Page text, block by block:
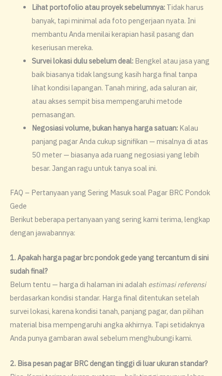
Lihat portofolio atau proyek sebelumnya:Tidak harus
banyak, tapi minimal ada foto pengerjaan nyata. Ini
membantu Anda menilai kerapian hasil pasang dan
keseriusan mereka.
Survei lokasi dulu sebelum deal:Bengkel atau jasa yang
baik biasanya tidak langsung kasih harga final tanpa
lihat kondisi lapangan. Tanah miring, ada saluran air,
atau akses sempit bisa mempengaruhi metode
pemasangan.
Negosiasi volume, bukan hanya harga satuan:Kalau
panjang pagar Anda cukup signifikan — misalnya di atas
50 meter — biasanya ada ruang negosiasi yang lebih
besar. Jangan ragu untuk tanya soal ini.
FAQ – Pertanyaan yang Sering Masuk soal Pagar BRC Pondok
Gede
Berikut beberapa pertanyaan yang sering kami terima, lengkap
dengan jawabannya:
1. Apakah harga pagar brc pondok gede yang tercantum di sini
sudah final?
Belum tentu — harga di halaman ini adalah estimasi referensi
berdasarkan kondisi standar. Harga final ditentukan setelah
survei lokasi, karena kondisi tanah, panjang pagar, dan pilihan
material bisa mempengaruhi angka akhirnya. Tapi setidaknya
Anda punya gambaran awal sebelum menghubungi kami.
2. Bisa pesan pagar BRC dengan tinggi di luar ukuran standar?